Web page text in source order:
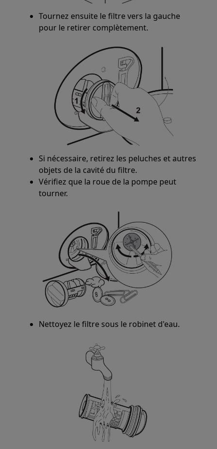
Tournez ensuite le filtre vers la gauche
pour le retirer complètement.
Si nécessaire, retirez les peluches et autres
objets de la cavité du filtre.
Vérifiez que la roue de la pompe peut
tourner.
Nettoyez le filtre sous le robinet d'eau.